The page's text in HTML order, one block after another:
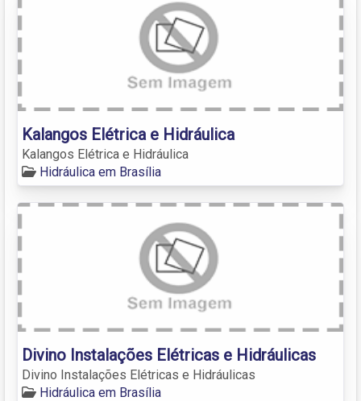
Kalangos Elétrica e Hidráulica
Kalangos Elétrica e Hidráulica
Hidráulica em Brasília
Divino Instalações Elétricas e Hidráulicas
Divino Instalações Elétricas e Hidráulicas
Hidráulica em Brasília